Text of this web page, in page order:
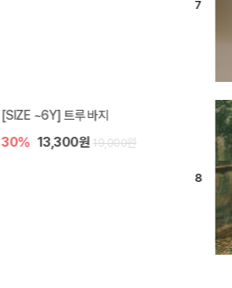
엘로디 니트 아기 바지
20% 16,000원 20,000원